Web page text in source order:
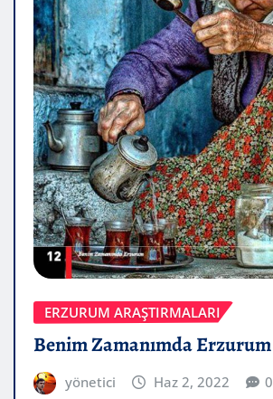
ERZURUM ARAŞTIRMALARI
Benim Zamanımda Erzurum
yönetici Haz 2, 2022 0